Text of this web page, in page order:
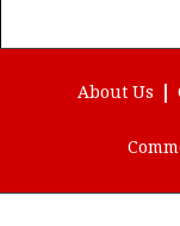
About Us